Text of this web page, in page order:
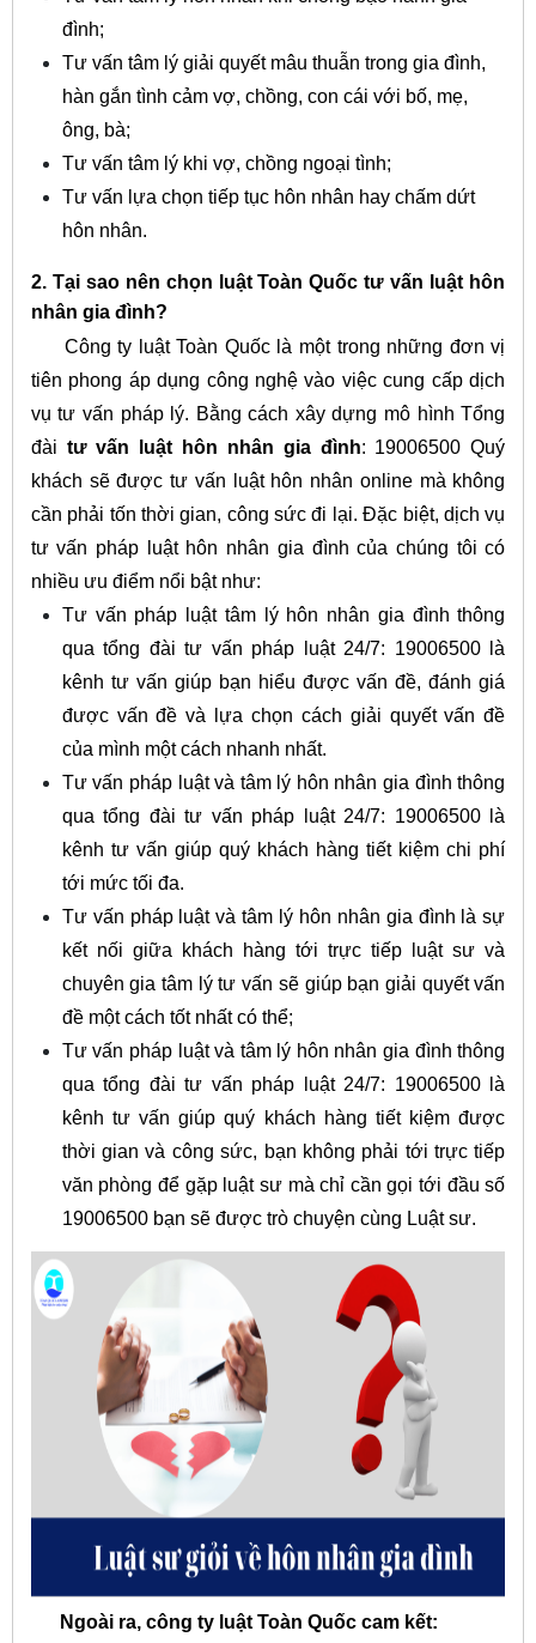
đình;
Tư vấn tâm lý giải quyết mâu thuẫn trong gia đình,
hàn gắn tình cảm vợ, chồng, con cái với bố, mẹ,
ông, bà;
Tư vấn tâm lý khi vợ, chồng ngoại tình;
Tư vấn lựa chọn tiếp tục hôn nhân hay chấm dứt
hôn nhân.
2. Tại sao nên chọn luật Toàn Quốc tư vấn luật hôn
nhân gia đình?
Công ty luật Toàn Quốc là một trong những đơn vị
tiên phong áp dụng công nghệ vào việc cung cấp dịch
vụ tư vấn pháp lý. Bằng cách xây dựng mô hình Tổng
đài tư vấn luật hôn nhân gia đình: 19006500 Quý
khách sẽ được tư vấn luật hôn nhân online mà không
cần phải tốn thời gian, công sức đi lại. Đặc biệt, dịch vụ
tư vấn pháp luật hôn nhân gia đình của chúng tôi có
nhiều ưu điểm nổi bật như:
Tư vấn pháp luật tâm lý hôn nhân gia đình thông
qua tổng đài tư vấn pháp luật 24/7: 19006500 là
kênh tư vấn giúp bạn hiểu được vấn đề, đánh giá
được vấn đề và lựa chọn cách giải quyết vấn đề
của mình một cách nhanh nhất.
Tư vấn pháp luật và tâm lý hôn nhân gia đình thông
qua tổng đài tư vấn pháp luật 24/7: 19006500 là
kênh tư vấn giúp quý khách hàng tiết kiệm chi phí
tới mức tối đa.
Tư vấn pháp luật và tâm lý hôn nhân gia đình là sự
kết nối giữa khách hàng tới trực tiếp luật sư và
chuyên gia tâm lý tư vấn sẽ giúp bạn giải quyết vấn
đề một cách tốt nhất có thể;
Tư vấn pháp luật và tâm lý hôn nhân gia đình thông
qua tổng đài tư vấn pháp luật 24/7: 19006500 là
kênh tư vấn giúp quý khách hàng tiết kiệm được
thời gian và công sức, bạn không phải tới trực tiếp
văn phòng để gặp luật sư mà chỉ cần gọi tới đầu số
19006500 bạn sẽ được trò chuyện cùng Luật sư.
Ngoài ra, công ty luật Toàn Quốc cam kết: